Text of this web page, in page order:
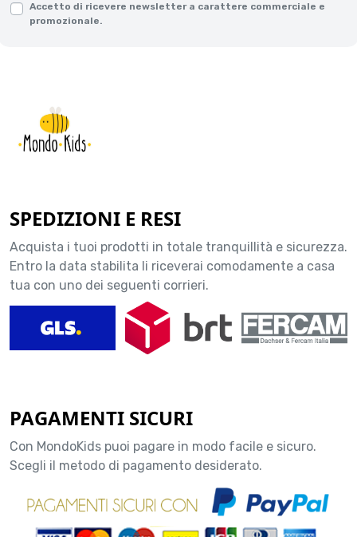
Accetto di ricevere newsletter a carattere commerciale e
promozionale.
SPEDIZIONI E RESI
Acquista i tuoi prodotti in totale tranquillità e sicurezza.
Entro la data stabilita li riceverai comodamente a casa
tua con uno dei seguenti corrieri.
PAGAMENTI SICURI
Con MondoKids puoi pagare in modo facile e sicuro.
Scegli il metodo di pagamento desiderato.